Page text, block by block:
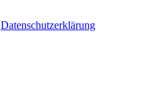
Datenschutzerklärung